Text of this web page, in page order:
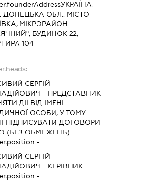
УКРАЇНА,
ДОНЕЦЬКА ОБЛ., МІСТО
МІКРОРАЙОН
БУДИНОК 22,
104
СЕРГІЙ
- ПРЕДСТАВНИК
ДІЇ ВІД ІМЕНІ
ОСОБИ, У ТОМУ
ПІДПИСУВАТИ ДОГОВОРИ
(БЕЗ ОБМЕЖЕНЬ)
-
СЕРГІЙ
- КЕРІВНИК
-